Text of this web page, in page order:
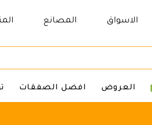
الاسواق المصانع
العروض افضل الصفقات